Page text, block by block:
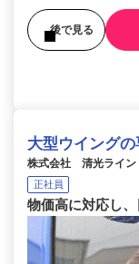
後で見る
大型ウイング
株式会社 清光ライン
正社員
物価高に対応し